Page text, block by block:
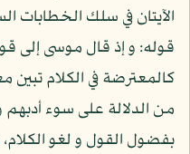
الآيتان في سلك الخطابات
قوله: و إذ قال موسى إلى
كالمعترضة في الكلام تبين
من الدلالة على سوء أدبهم
بفضول القول و لغو